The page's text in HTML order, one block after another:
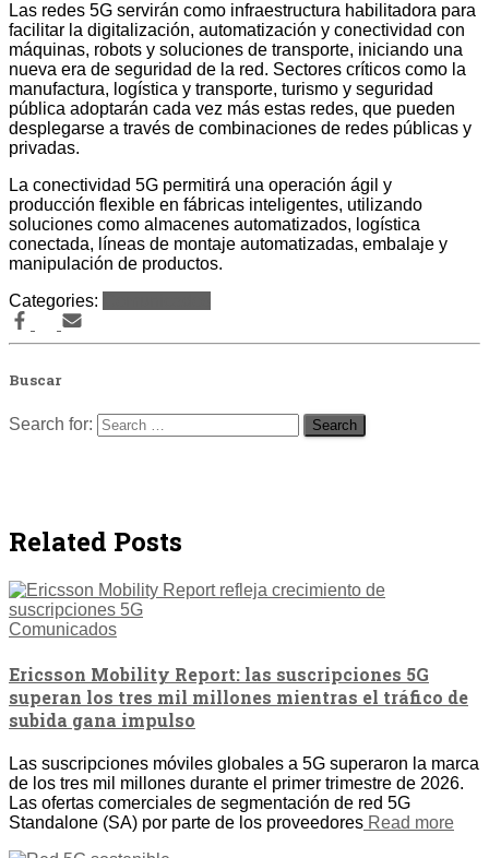
Las redes 5G servirán como infraestructura habilitadora para
facilitar la digitalización, automatización y conectividad con
máquinas, robots y soluciones de transporte, iniciando una
nueva era de seguridad de la red. Sectores críticos como la
manufactura, logística y transporte, turismo y seguridad
pública adoptarán cada vez más estas redes, que pueden
desplegarse a través de combinaciones de redes públicas y
privadas.
La conectividad 5G permitirá una operación ágil y
producción flexible en fábricas inteligentes, utilizando
soluciones como almacenes automatizados, logística
conectada, líneas de montaje automatizadas, embalaje y
manipulación de productos.
Categories:
Buscar
Search for:
Related Posts
Comunicados
Ericsson Mobility Report: las suscripciones 5G
superan los tres mil millones mientras el tráfico de
subida gana impulso
Las suscripciones móviles globales a 5G superaron la marca
de los tres mil millones durante el primer trimestre de 2026.
Las ofertas comerciales de segmentación de red 5G
Standalone (SA) por parte de los proveedores Read more